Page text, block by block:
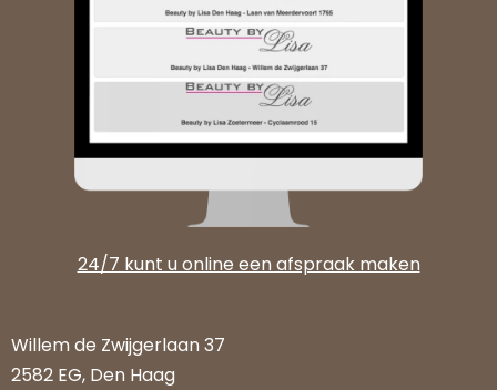
24/7 kunt u online een afspraak maken
Willem de Zwijgerlaan 37
2582 EG, Den Haag